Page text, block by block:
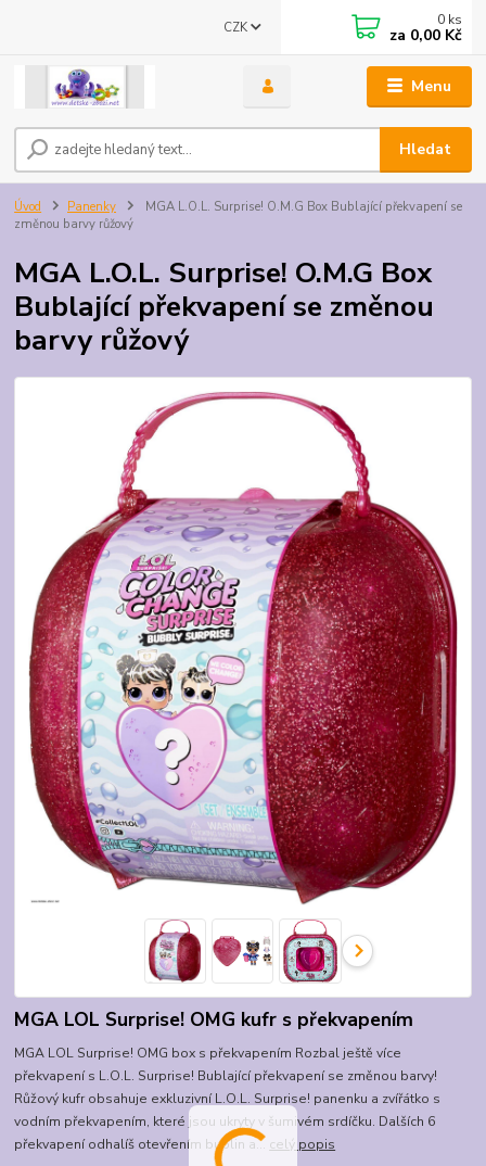
Menu
CZK
Hledat
0 ks
za 0,00 Kč
Úvod Panenky
MGA L.O.L. Surprise! O.M.G Box Bublající překvapení se
změnou barvy růžový
MGA L.O.L. Surprise! O.M.G Box
Bublající překvapení se změnou
barvy růžový
MGA LOL Surprise! OMG kufr s překvapením
MGA LOL Surprise! OMG box s překvapením Rozbal ještě více
překvapení s L.O.L. Surprise! Bublající překvapení se změnou barvy!
Růžový kufr obsahuje exkluzivní L.O.L. Surprise! panenku a zvířátko s
vodním překvapením, které jsou ukryty v šumivém srdíčku. Dalších 6
překvapení odhalíš otevřením bublin a... celý popis